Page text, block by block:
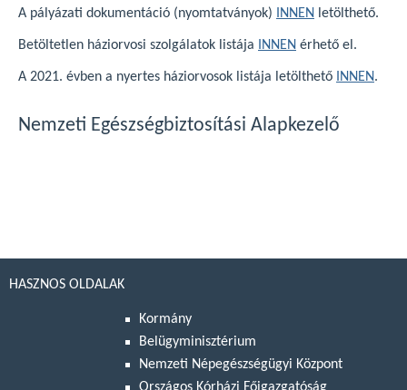
A pályázati dokumentáció (nyomtatványok) INNEN letölthető.
Betöltetlen háziorvosi szolgálatok listája INNEN érhető el.
A 2021. évben a nyertes háziorvosok listája letölthető INNEN.
Nemzeti Egészségbiztosítási Alapkezelő
HASZNOS OLDALAK
Kormány
Belügyminisztérium
Nemzeti Népegészségügyi Központ